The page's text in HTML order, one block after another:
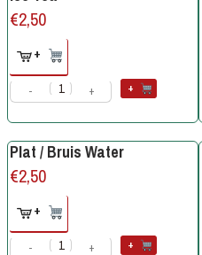
€2,50
+
- + +
Plat / Bruis Water
€2,50
+
- + +